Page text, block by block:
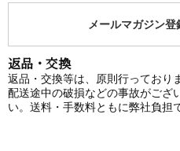
メールマガジン
返品・交換
返品・交換等は、原則行っており
配送途中の破損などの事故がござ
い。送料・手数料ともに弊社負担